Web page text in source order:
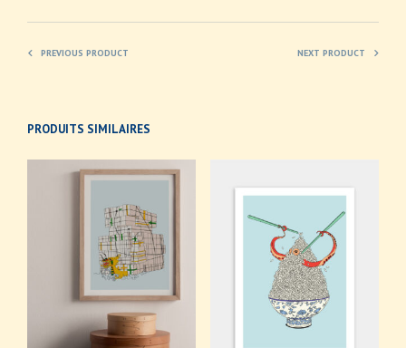
PREVIOUS PRODUCT NEXT PRODUCT
PRODUITS SIMILAIRES